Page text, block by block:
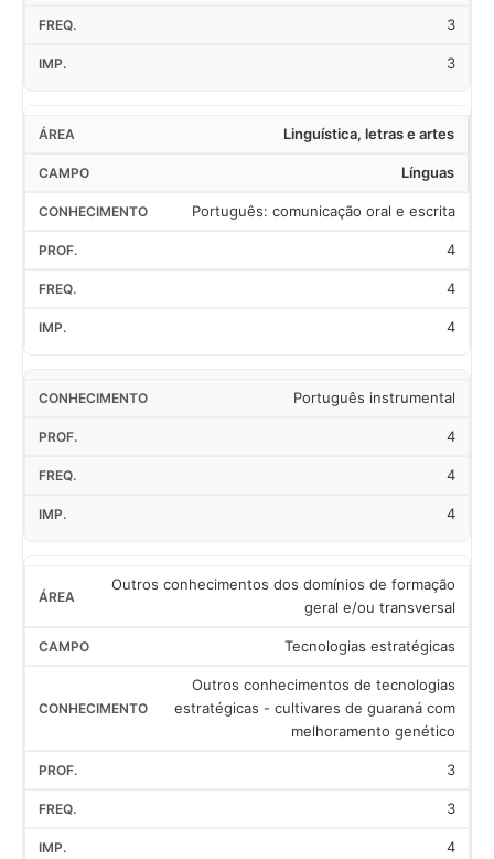
3
3
Linguística, letras e artes
Línguas
Português: comunicação oral e escrita
4
4
4
Português instrumental
4
4
4
Outros conhecimentos dos domínios de formação
geral e/ou transversal
Tecnologias estratégicas
Outros conhecimentos de tecnologias
estratégicas - cultivares de guaraná com
melhoramento genético
3
3
4